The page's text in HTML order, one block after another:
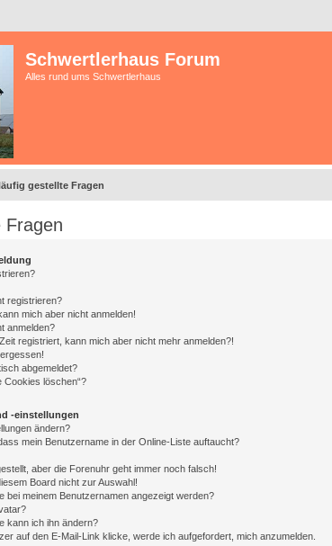
Schwertlerhaus Forum
Alles rund ums Schwertlerhaus
gestellte Fragen
Fragen
registrieren?
mich aber nicht anmelden!
anmelden?
registriert, kann mich aber nicht mehr anmelden?!
abgemeldet?
Cookies löschen“?
-einstellungen
ändern?
mein Benutzername in der Online-Liste auftaucht?
aber die Forenuhr geht immer noch falsch!
Board nicht zur Auswahl!
bei meinem Benutzernamen angezeigt werden?
kann ich ihn ändern?
auf den E-Mail-Link klicke, werde ich aufgefordert, mich anzumelden.